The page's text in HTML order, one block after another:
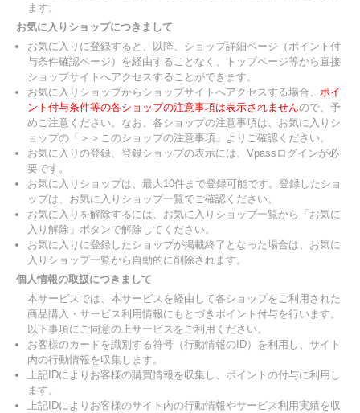
ます。
お気に入りショップにつきまして
お気に入りに登録すると、以降、ショップ詳細ページ（ポイント付
与条件確認ページ）を経由することなく、トップページ等から直接
ショップサイトへアクセスすることができます。
お気に入りショップからショップサイトへアクセスする場合、 ポイ
ント付与条件等の各ショップの注意事項は表示されませんので、予
めご注意ください。なお、各ショップの注意事項は、お気に入りシ
ョップの「＞＞このショップの注意事項」よりご確認ください。
お気に入りの登録、登録ショップの表示には、Vpassログインが必
要です。
お気に入りショップは、最大10件まで登録可能です。登録したショ
ップは、お気に入りショップ一覧でご確認ください。
お気に入りを解除するには、お気に入りショップ一覧から「お気に
入り解除」ボタンで解除してください。
お気に入りに登録したショップが掲載終了となった場合は、お気に
入りショップ一覧から自動的に削除されます。
個人情報の取扱につきまして
本サービスでは、本サービスを経由して各ショップをご利用された
商品購入・サービス利用情報にもとづきポイント付与を行います。
以下事項にご同意の上サービスをご利用ください。
お客様のカードを識別する符号（行動情報のID）を利用し、サイト
内の行動情報を収集します。
上記IDによりお客様の購買情報を収集し、ポイントの付与に利用し
ます。
上記IDによりお客様のサイト内の行動情報やサービス利用実績を収